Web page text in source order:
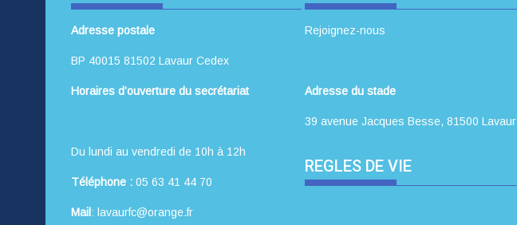
Adresse postale
BP 40015 81502 Lavaur Cedex
Horaires d’ouverture du secrétariat
Du lundi au vendredi de 10h à 12h
Téléphone : 05 63 41 44 70
Mail: lavaurfc@orange.fr
Rejoignez-nous
Adresse du stade
39 avenue Jacques Besse, 81500 Lavaur
REGLES DE VIE